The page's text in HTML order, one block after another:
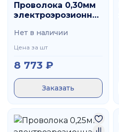
Проволока 0,30мм
электроэрозионная
SEMAT
Нет в наличии
Цена за шт
8 773 ₽
Заказать